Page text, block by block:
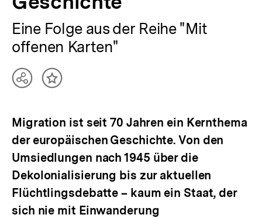
Eine Folge aus der Reihe "Mit
offenen Karten"
TeilenInhalt
Migration ist seit 70 Jahren ein Kernthema
der europäischen Geschichte. Von den
Umsiedlungen nach 1945 über die
Dekolonialisierung bis zur aktuellen
Flüchtlingsdebatte – kaum ein Staat, der
sich nie mit Einwanderung